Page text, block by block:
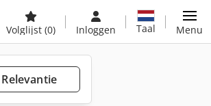
Volglijst (0) Inloggen Taal Menu
Relevantie